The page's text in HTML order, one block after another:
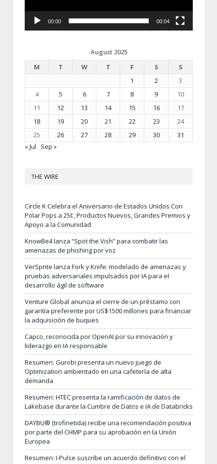
00:00 00:04
August 2025
M
T W T F S
S
1
2
3
4
5 6 7 8 9
10
11
12 13 14 15 16
17
18
19 20 21 22 23
24
25
26 27 28 29 30
31
« Jul
Sep »
THE WIRE
Circle K Celebra el Aniversario de Estados Unidos Con
Polar Pops a 25¢, Productos Nuevos, Grandes Premios y
Apoyo a la Comunidad
KnowBe4 lanza “Spot the Vish” para combatir las
amenazas de phishing por voz
VerSprite lanza Fork y Knife: modelado de amenazas y
pruebas adversariales impulsados por IA para el
desarrollo ágil de software
Venture Global anuncia el cierre de un préstamo con
garantía preferente por US$1500 millones para financiar
la adquisición de buques
Capco, reconocida por OpenAI por su innovación y
liderazgo en IA responsable
Resumen: Gurobi presenta un nuevo juego de
Optimization ambientado en una cafetería de alta
demanda
Resumen: HTEC presenta la ramificación de datos de
Lakebase durante la Cumbre de Datos e IA de Databricks
DAYBU® (trofinetida) recibe una recomendación positiva
por parte del CHMP para su aprobación en la Unión
Europea
Resumen: I-Pulse suscribe un acuerdo definitivo con el